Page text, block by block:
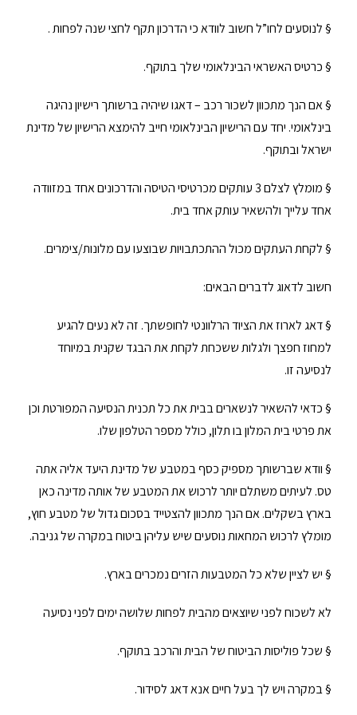
§ לנוסעים לחו”ל חשוב לוודא כי הדרכון תקף לחצי שנה לפחות .
§ כרטיס האשראי הבינלאומי שלך בתוקף.
§ אם הנך מתכוון לשכור רכב – דאגו שיהיה ברשותך רישיון נהיגה
בינלאומי. יחד עם הרישיון הבינלאומי חייב להימצא הרישיון של מדינת
ישראל ובתוקף.
§ מומלץ לצלם 3 עותקים מכרטיסי הטיסה והדרכונים אחד במזוודה
אחד עלייך ולהשאיר עותק אחד בית.
§ לקחת העתקים מכול ההתכתבויות שבוצעו עם מלונות/צימרים.
חשוב לדאוג לדברים הבאים:
§ דאג לארוז את הציוד הרלוונטי לחופשתך. זה לא נעים להגיע
למחוז חפצך ולגלות ששכחת לקחת את הבגד שקנית במיוחד
לנסיעה זו.
§ כדאי להשאיר לנשארים בבית את כל תכנית הנסיעה המפורטת וכן
את פרטי בית המלון בו תלון, כולל מספר הטלפון שלו.
§ וודא שברשותך מספיק כסף במטבע של מדינת היעד אליה אתה
טס. לעיתים משתלם יותר לרכוש את המטבע של אותה מדינה כאן
בארץ בשקלים. אם הנך מתכוון להצטייד בסכום גדול של מטבע חוץ,
מומלץ לרכוש המחאות נוסעים שיש עליהן ביטוח במקרה של גניבה.
§ יש לציין שלא כל המטבעות הזרים נמכרים בארץ.
לא לשכוח לפני שיוצאים מהבית לפחות שלושה ימים לפני נסיעה
§ שכל פוליסות הביטוח של הבית והרכב בתוקף.
§ במקרה ויש לך בעל חיים אנא דאג לסידור.